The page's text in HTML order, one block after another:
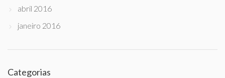
abril 2016
janeiro 2016
Categorias